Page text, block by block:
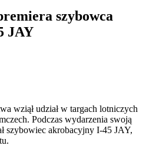
szybowca
JAY
wziął udział w targach lotniczych
Podczas wydarzenia swoją
szybowiec akrobacyjny I-45 JAY,